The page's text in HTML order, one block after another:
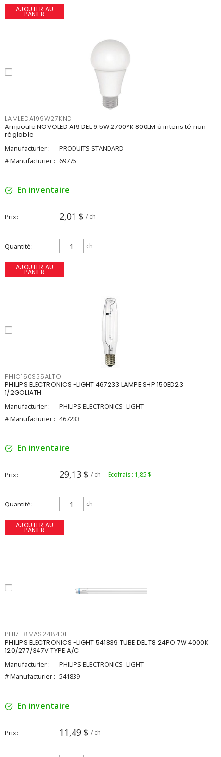
AJOUTER AU
PANIER
LAMLEDA199W27KND
Ampoule NOVOLED A19 DEL 9.5W 2700°K 800LM à intensité non
réglable
Manufacturier :
PRODUITS STANDARD
# Manufacturier : 69775
En inventaire
Prix 2,01 $ / ch
Quantité ch
AJOUTER AU
PANIER
PHIC150S55ALTO
PHILIPS ELECTRONICS -LIGHT 467233 LAMPE SHP 150ED23
1/2GOLIATH
Manufacturier :
PHILIPS ELECTRONICS -LIGHT
# Manufacturier : 467233
En inventaire
Prix 29,13 $ / ch Écofrais : 1,85 $
Quantité ch
AJOUTER AU
PANIER
PHI7T8MAS24840IF
PHILIPS ELECTRONICS -LIGHT 541839 TUBE DEL T8 24PO 7W 4000K
120/277/347V TYPE A/C
Manufacturier :
PHILIPS ELECTRONICS -LIGHT
# Manufacturier : 541839
En inventaire
Prix 11,49 $ / ch